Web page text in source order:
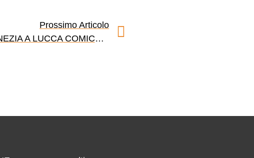
Prossimo Articolo
CAPITAN VENEZIA A LUCCA COMICS 2013